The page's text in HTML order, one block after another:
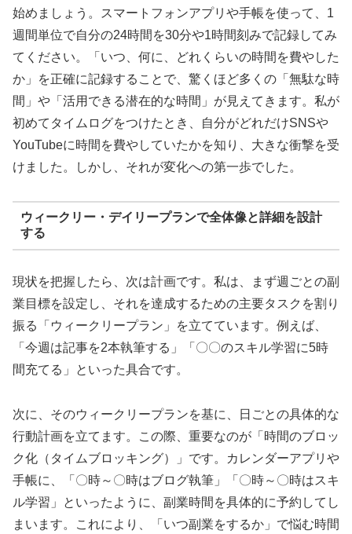
始めましょう。スマートフォンアプリや手帳を使って、1
週間単位で自分の24時間を30分や1時間刻みで記録してみ
てください。「いつ、何に、どれくらいの時間を費やした
か」を正確に記録することで、驚くほど多くの「無駄な時
間」や「活用できる潜在的な時間」が見えてきます。私が
初めてタイムログをつけたとき、自分がどれだけSNSや
YouTubeに時間を費やしていたかを知り、大きな衝撃を受
けました。しかし、それが変化への第一歩でした。
ウィークリー・デイリープランで全体像と詳細を設計
する
現状を把握したら、次は計画です。私は、まず週ごとの副
業目標を設定し、それを達成するための主要タスクを割り
振る「ウィークリープラン」を立てています。例えば、
「今週は記事を2本執筆する」「〇〇のスキル学習に5時
間充てる」といった具合です。
次に、そのウィークリープランを基に、日ごとの具体的な
行動計画を立てます。この際、重要なのが「時間のブロッ
ク化（タイムブロッキング）」です。カレンダーアプリや
手帳に、「〇時～〇時はブログ執筆」「〇時～〇時はスキ
ル学習」といったように、副業時間を具体的に予約してし
まいます。これにより、「いつ副業をするか」で悩む時間